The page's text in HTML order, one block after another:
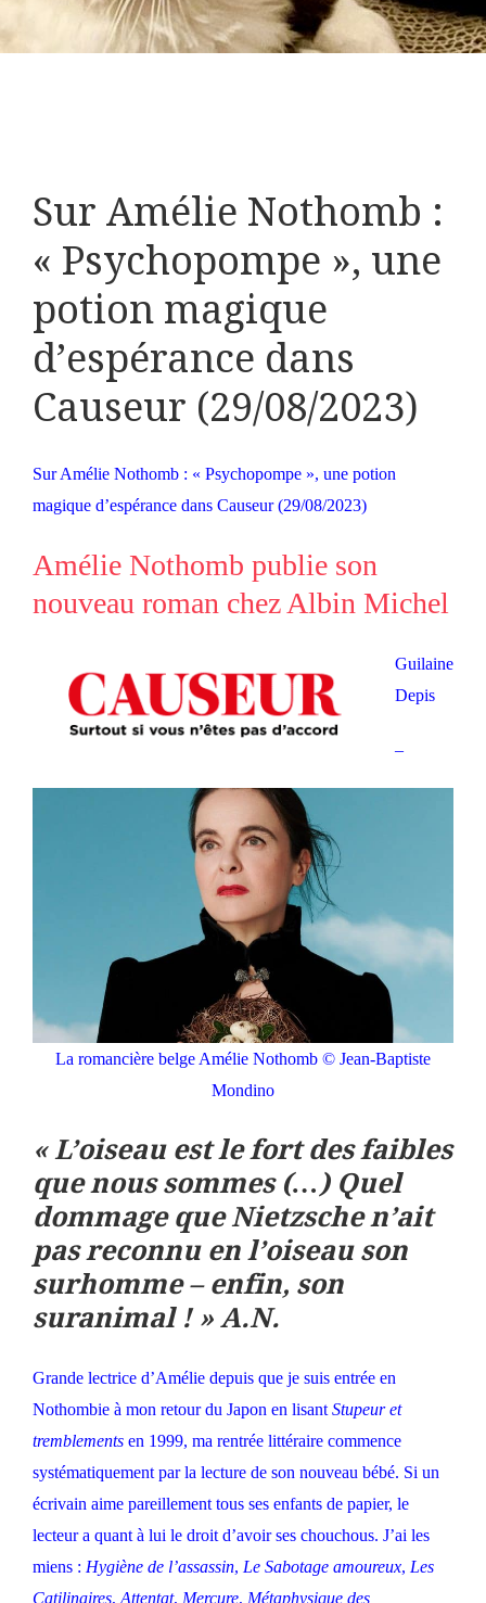
Sur Amélie Nothomb :
« Psychopompe », une
potion magique
d’espérance dans
Causeur (29/08/2023)
Sur Amélie Nothomb : « Psychopompe », une potion
magique d’espérance dans Causeur (29/08/2023)
Amélie Nothomb publie son
nouveau roman chez Albin Michel
Guilaine
Depis
–
La romancière belge Amélie Nothomb © Jean-Baptiste
Mondino
« L’oiseau est le fort des faibles
que nous sommes (…) Quel
dommage que Nietzsche n’ait
pas reconnu en l’oiseau son
surhomme – enfin, son
suranimal ! » A.N.
Grande lectrice d’Amélie depuis que je suis entrée en
Nothombie à mon retour du Japon en lisant Stupeur et
tremblements en 1999, ma rentrée littéraire commence
systématiquement par la lecture de son nouveau bébé. Si un
écrivain aime pareillement tous ses enfants de papier, le
lecteur a quant à lui le droit d’avoir ses chouchous. J’ai les
miens : Hygiène de l’assassin, Le Sabotage amoureux, Les
Catilinaires, Attentat, Mercure, Métaphysique des